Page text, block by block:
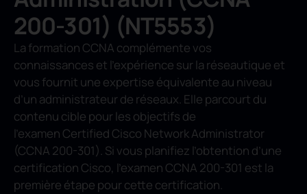
200-301) (NT5553)
La formation CCNA complémente vos
connaissances et l’expérience sur la réseautique et
vous fournit une expertise équivalente au niveau
d’un administrateur de réseaux. Elle parcourt du
contenu cible pour les objectifs de
l’examen Certified Cisco Network Administrator
(CCNA 200-301). Si vous planifiez l’obtention d’une
certification Cisco, l’examen CCNA 200-301 est la
première étape pour cette certification.